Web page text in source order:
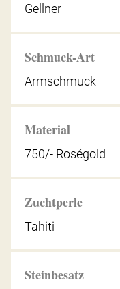
Gellner
Schmuck-Art
Armschmuck
Material
750/- Roségold
Zuchtperle
Tahiti
Steinbesatz